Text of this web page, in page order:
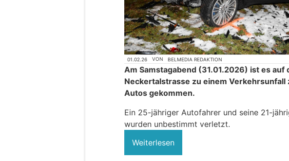
01.02.26 VON BELMEDIA REDAKTION
Am Samstagabend (31.01.2026) ist es auf
Neckertalstrasse zu einem Verkehrsunfall
Autos gekommen.
Ein 25-jähriger Autofahrer und seine 21-
wurden unbestimmt verletzt.
Weiterlesen